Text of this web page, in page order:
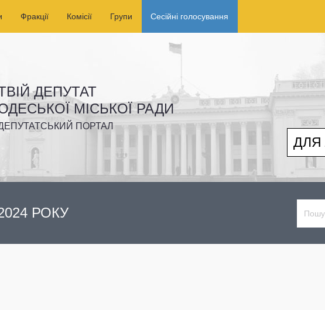
Фракції Комісії Групи Сесійні голосування
ДЕПУТАТ
МІСЬКОЇ РАДИ
ПОРТАЛ
ДЛЯ
РОКУ